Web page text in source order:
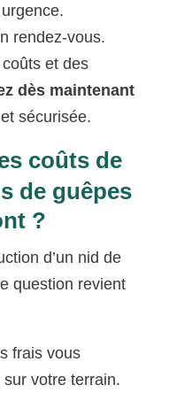
rendez-vous.
et des
dès maintenant
sécurisée.
coûts de
de guêpes
?
d’un nid de
question revient
frais vous
votre terrain.